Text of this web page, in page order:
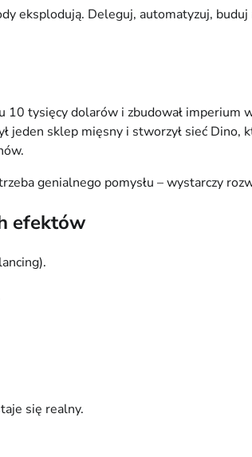
eksplodują. Deleguj, automatyzuj,
10 tysięcy dolarów i zbudował
jeden sklep mięsny i stworzył sieć
genialnego pomysłu – wystarczy
efektów
się realny.